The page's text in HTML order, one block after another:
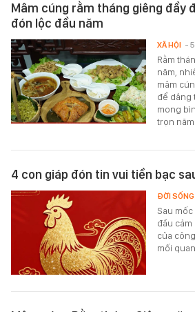
Mâm cúng rằm tháng giêng đầy
đón lộc đầu năm
Rằm
năm,
mâm
để dâng
mong
trọn năm.
XÃ HỘI -
4 con giáp đón tin vui tiền bạc
Sau
đầu
của
mối
ĐỜI SỐNG